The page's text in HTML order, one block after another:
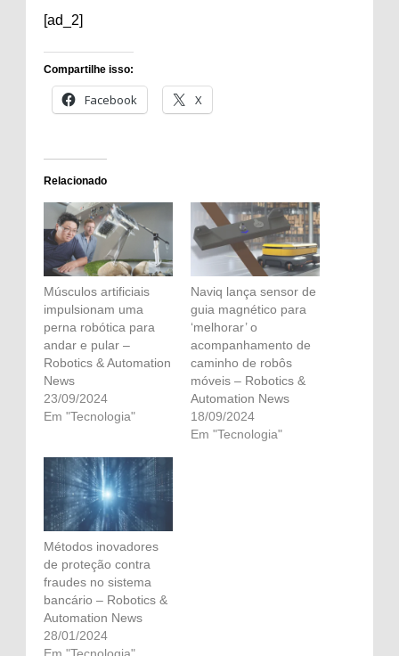
[ad_2]
Compartilhe isso:
Facebook X
Relacionado
Músculos artificiais
impulsionam uma
perna robótica para
andar e pular –
Robotics & Automation
News
23/09/2024
Em "Tecnologia"
Naviq lança sensor de
guia magnético para
‘melhorar’ o
acompanhamento de
caminho de robôs
móveis – Robotics &
Automation News
18/09/2024
Em "Tecnologia"
Métodos inovadores
de proteção contra
fraudes no sistema
bancário – Robotics &
Automation News
28/01/2024
Em "Tecnologia"